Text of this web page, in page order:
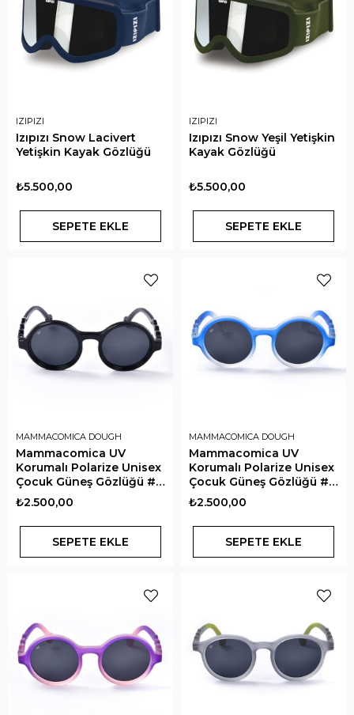
IZIPIZI
Izıpızı Snow Lacivert
Yetişkin Kayak Gözlüğü
₺5.500,00
SEPETE EKLE
IZIPIZI
Izıpızı Snow Yeşil Yetişkin
Kayak Gözlüğü
₺5.500,00
SEPETE EKLE
MAMMACOMICA DOUGH
Mammacomica UV
Korumalı Polarize Unisex
Çocuk Güneş Gözlüğü #C
Black Moon
₺2.500,00
SEPETE EKLE
MAMMACOMICA DOUGH
Mammacomica UV
Korumalı Polarize Unisex
Çocuk Güneş Gözlüğü #C
Blue Sky
₺2.500,00
SEPETE EKLE